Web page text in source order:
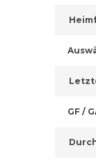
GF /